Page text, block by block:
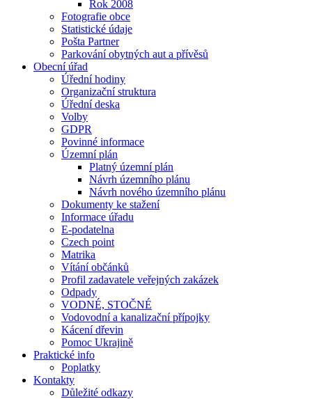
Rok 2008
Fotografie obce
Statistické údaje
Pošta Partner
Parkování obytných aut a přívěsů
Obecní úřad
Úřední hodiny
Organizační struktura
Úřední deska
Volby
GDPR
Povinné informace
Územní plán
Platný územní plán
Návrh územního plánu
Návrh nového územního plánu
Dokumenty ke stažení
Informace úřadu
E-podatelna
Czech point
Matrika
Vítání občánků
Profil zadavatele veřejných zakázek
Odpady
VODNÉ, STOČNÉ
Vodovodní a kanalizační přípojky
Kácení dřevin
Pomoc Ukrajině
Praktické info
Poplatky
Kontakty
Důležité odkazy